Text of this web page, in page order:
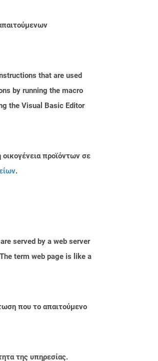
that are used
by running the macro
the Visual Basic Editor
προϊόντων σε
.
served by a web server
term web page is like a
που το απαιτούμενο
της υπηρεσίας.